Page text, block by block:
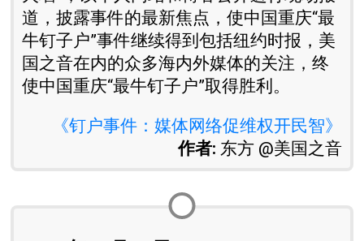
道，披露事件的最新焦点，使中国重庆“最
牛钉子户”事件继续得到包括纽约时报，美
国之音在内的众多海内外媒体的关注，终
使中国重庆“最牛钉子户”取得胜利。
《钉户事件：媒体网络促维权开民智》
作者: 东方 @美国之音